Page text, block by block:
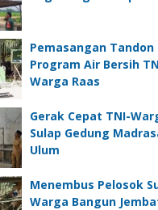
Pemasangan Tandon
Program Air Bersih
Warga Raas
Gerak Cepat TNI-
Sulap Gedung
Ulum
Menembus Pelosok
Warga Bangun